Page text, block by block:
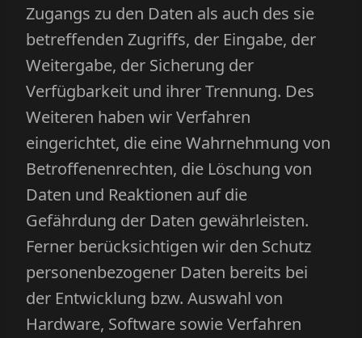
Zugangs zu den Daten als auch des sie
betreffenden Zugriffs, der Eingabe, der
Weitergabe, der Sicherung der
Verfügbarkeit und ihrer Trennung. Des
Weiteren haben wir Verfahren
eingerichtet, die eine Wahrnehmung von
Betroffenenrechten, die Löschung von
Daten und Reaktionen auf die
Gefährdung der Daten gewährleisten.
Ferner berücksichtigen wir den Schutz
personenbezogener Daten bereits bei
der Entwicklung bzw. Auswahl von
Hardware, Software sowie Verfahren